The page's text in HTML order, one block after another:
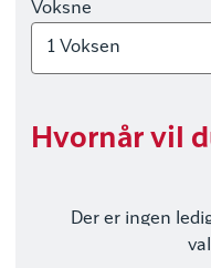
Voksne
1 Voksen
Hvornår vil
Der er ingen